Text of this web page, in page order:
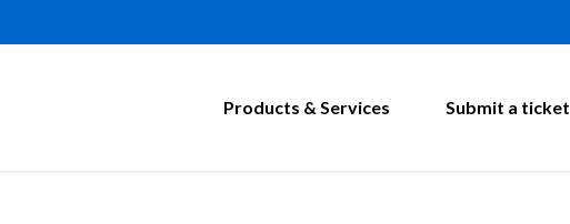
Products & Services Submit a ticket